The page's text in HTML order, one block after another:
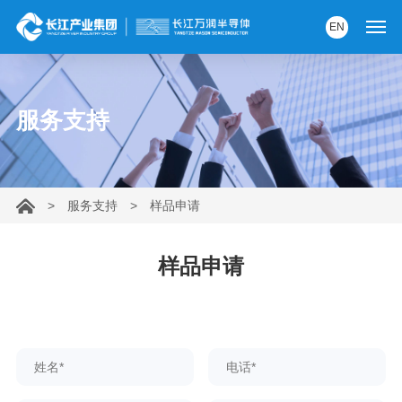
首页
产品中心
解决方案
服务支持
EN
服务支持
> 服务支持> 样品申请
样品申请